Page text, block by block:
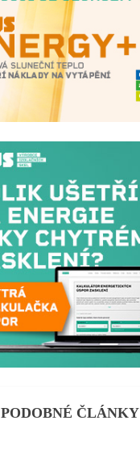
PODOBNÉ ČLÁNKY